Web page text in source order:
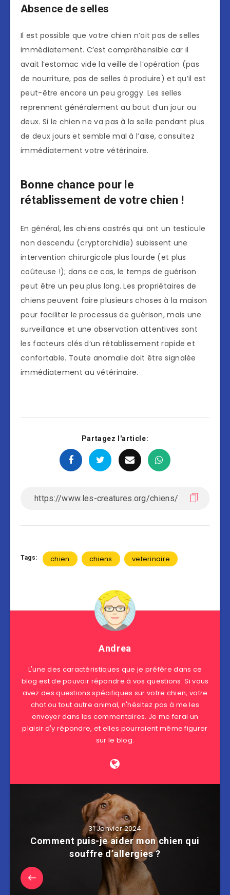
Absence de selles
Il est possible que votre chien n’ait pas de selles
immédiatement. C’est compréhensible car il
avait l’estomac vide la veille de l’opération (pas
de nourriture, pas de selles à produire) et qu’il est
peut-être encore un peu groggy. Les selles
reprennent généralement au bout d’un jour ou
deux. Si le chien ne va pas à la selle pendant plus
de deux jours et semble mal à l’aise, consultez
immédiatement votre vétérinaire.
Bonne chance pour le
rétablissement de votre chien !
En général, les chiens castrés qui ont un testicule
non descendu (cryptorchidie) subissent une
intervention chirurgicale plus lourde (et plus
coûteuse !); dans ce cas, le temps de guérison
peut être un peu plus long. Les propriétaires de
chiens peuvent faire plusieurs choses à la maison
pour faciliter le processus de guérison, mais une
surveillance et une observation attentives sont
les facteurs clés d’un rétablissement rapide et
confortable. Toute anomalie doit être signalée
immédiatement au vétérinaire.
Partagez l'article:
Tags: chien chiens veterinaire
Andrea
L'une des caractéristiques que je préfère dans ce
blog est de pouvoir répondre à vos questions. Si vous
avez des questions spécifiques sur votre chien, votre
chat ou tout autre animal, n'hésitez pas à me les
envoyer dans les commentaires. Je me ferai un
plaisir d'y répondre, et elles pourraient même figurer
sur le blog.
31 Janvier 2024
Comment puis-je aider mon chien qui
souffre d’allergies ?